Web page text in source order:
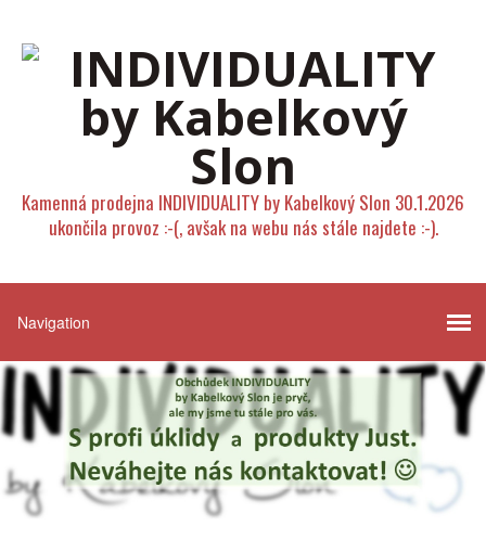
Kamenná prodejna INDIVIDUALITY by Kabelkový Slon 30.1.2026
ukončila provoz :-(, avšak na webu nás stále najdete :-).